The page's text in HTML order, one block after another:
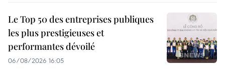
Le Top 50 des entreprises publiques
les plus prestigieuses et
performantes dévoilé
06/08/2026 16:05